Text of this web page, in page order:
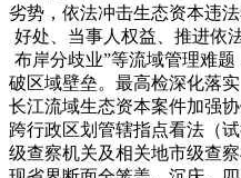
劣势，依法冲击生态资本违
好处、当事人权益、推进依
布岸分歧业”等流域管理难
破区域壁垒。最高检深化落
长江流域生态资本案件加强
跨行政区划管辖指点看法（
级查察机关及相关地市级查